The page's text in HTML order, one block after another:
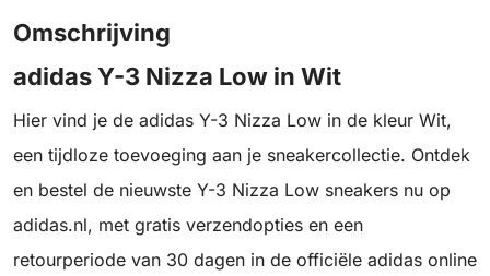
Omschrijving
adidas Y-3 Nizza Low in Wit
Hier vind je de adidas Y-3 Nizza Low in de kleur Wit,
een tijdloze toevoeging aan je sneakercollectie. Ontdek
en bestel de nieuwste Y-3 Nizza Low sneakers nu op
adidas.nl, met gratis verzendopties en een
retourperiode van 30 dagen in de officiële adidas online